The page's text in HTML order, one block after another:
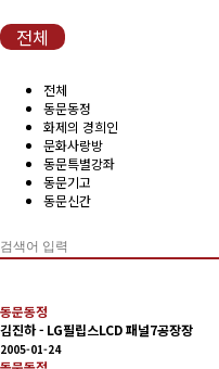
동문우대업체
동문ID카드 발급
전체
전체
동문동정
화제의 경희인
문화사랑방
동문특별강좌
동문기고
동문신간
동문동정
김진하 - LG필립스LCD 패널7공장장
2005-01-24